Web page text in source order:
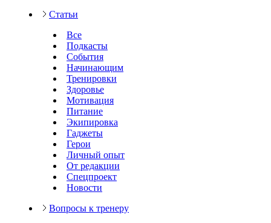
Статьи
Все
Подкасты
События
Начинающим
Тренировки
Здоровье
Мотивация
Питание
Экипировка
Гаджеты
Герои
Личный опыт
От редакции
Спецпроект
Новости
Вопросы к тренеру